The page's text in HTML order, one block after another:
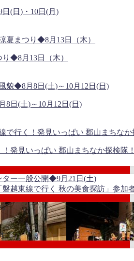
(日)・10日(月)
◆8月13日（木）
8日(土)～10月12日(日)
！発見いっぱい 郡山まちなか探検隊
ター一般公開◆9月21日(土)
越東線で行く 秋の美食探訪」参加